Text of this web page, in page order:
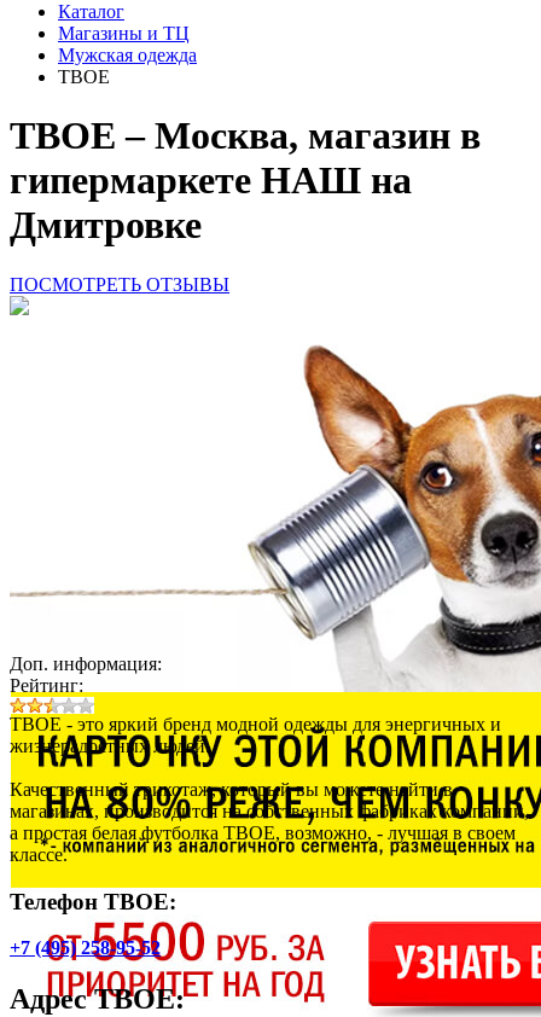
Каталог
Магазины и ТЦ
Мужская одежда
ТВОЕ
ТВОЕ – Москва, магазин в
гипермаркете НАШ на
Дмитровке
ПОСМОТРЕТЬ ОТЗЫВЫ
Доп. информация:
Рейтинг:
ТВОЕ - это яркий бренд модной одежды для энергичных и
жизнерадостных людей.
Качественный трикотаж, который вы можете найти в
магазинах, производится на собственных фабриках компании,
а простая белая футболка ТВОЕ, возможно, - лучшая в своем
классе.
Телефон ТВОЕ:
+7 (495) 258-95-52
АдресТВОЕ: